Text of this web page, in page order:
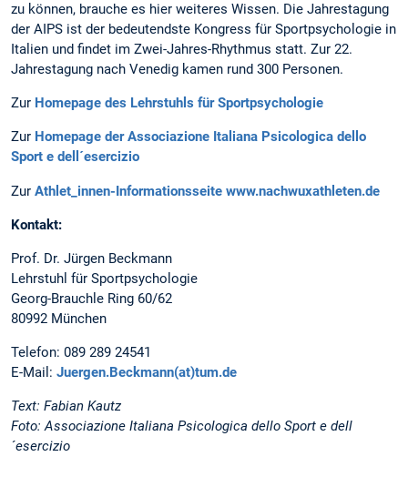
zu können, brauche es hier weiteres Wissen. Die Jahrestagung
der AIPS ist der bedeutendste Kongress für Sportpsychologie in
Italien und findet im Zwei-Jahres-Rhythmus statt. Zur 22.
Jahrestagung nach Venedig kamen rund 300 Personen.
Zur Homepage des Lehrstuhls für Sportpsychologie
Zur Homepage der Associazione Italiana Psicologica dello
Sport e dell´esercizio
Zur Athlet_innen-Informationsseite www.nachwuxathleten.de
Kontakt:
Prof. Dr. Jürgen Beckmann
Lehrstuhl für Sportpsychologie
Georg-Brauchle Ring 60/62
80992 München
Telefon: 089 289 24541
E-Mail: Juergen.Beckmann(at)tum.de
Text: Fabian Kautz
Foto: Associazione Italiana Psicologica dello Sport e dell
´esercizio